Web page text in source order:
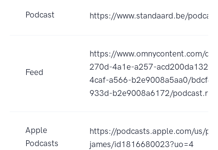
Podcast https://www.standaard.be/
Feed
https://www.omnycontent.com/
270d-4a1e-a257-
4caf-a566-b2e9008a5aa0/
933d-b2e9008a6172/podcast.rss
Apple
Podcasts
https://podcasts.apple.com/us/
james/id1816680023?uo=4